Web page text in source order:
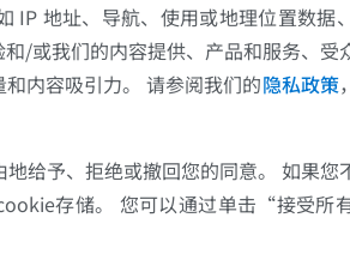
下肢X光照片
放射影像学
免費
MRI
优质会员
地址、导航、使用或地理位置数据
/或我们的内容提供、产品和服务、受
内容吸引力。 请参阅我们的隐私政策
给予、拒绝或撤回您的同意。 如果您
存储。 您可以通过单击“接受